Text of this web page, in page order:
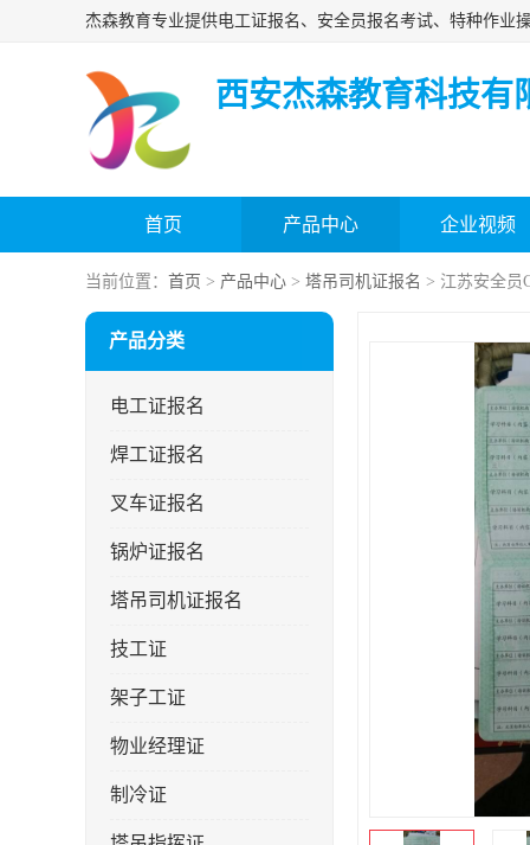
西安杰森教育科技有
首页 产品中心 企业视频
当前位置： 首页 > 产品中心 > 塔吊司机证报名 > 江苏安全员
产品分类
电工证报名
焊工证报名
叉车证报名
锅炉证报名
塔吊司机证报名
技工证
架子工证
物业经理证
制冷证